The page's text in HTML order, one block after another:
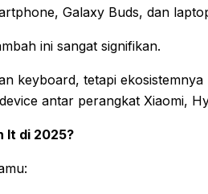
Galaxy Buds, dan
ini sangat signifikan.
keyboard, tetapi
antar perangkat Xiaomi,
It di 2025?